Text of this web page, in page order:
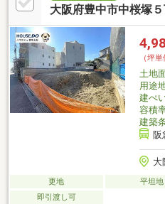
大阪府豊中市中桜塚
（坪
土地
用途
建ぺ
容積
建築
阪
大
更地 平坦地
即引渡し可